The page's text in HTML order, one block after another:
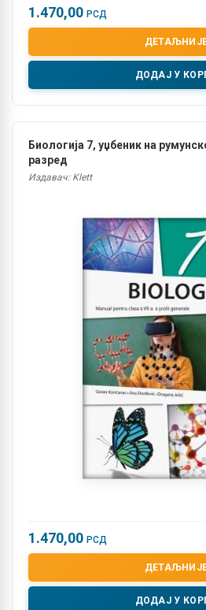
1.470,00 РСД
ДОДАЈ У
Биологија 7, уџбеник на
разред
Издавач: Klett
1.470,00 РСД
ДОДАЈ У